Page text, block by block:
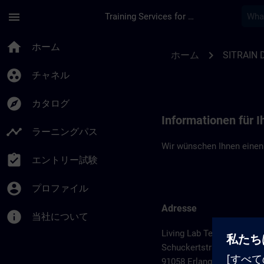
menu Training Services for Digital Industries
home ホーム
group_work チャネル
explore カタログ
timeline ラーニングパス
assignment_turned_in エントリー試験
account_circle プロファイル
info 当社について
ホーム chevron_right SITRAIN
Informationen für
Wir wünschen Ihnen
Adresse
Living Lab Technology
Schuckertstraße 2
91058 Erlangen